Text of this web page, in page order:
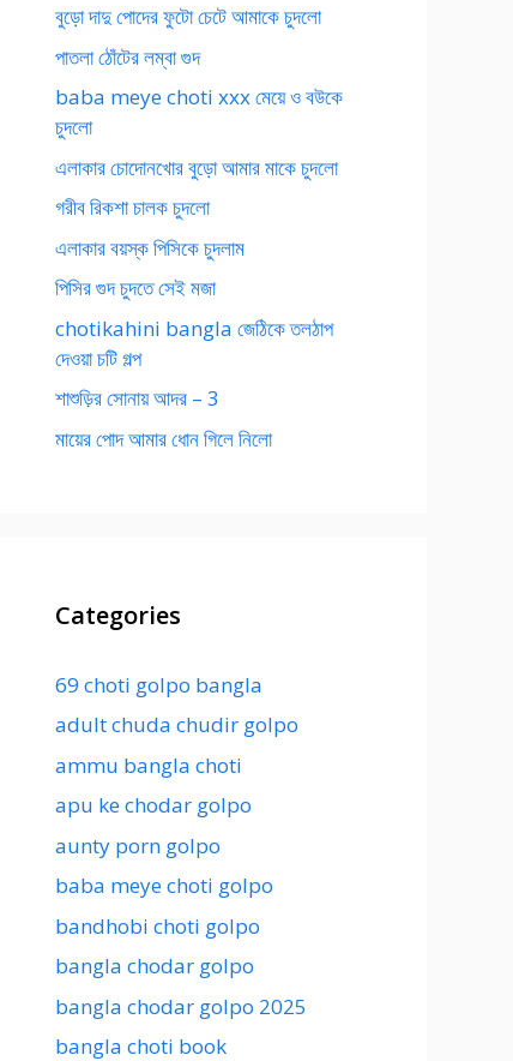
বুড়ো দাদু পোদের ফুটো চেটে আমাকে চুদলো
পাতলা ঠোঁটের লম্বা গুদ
baba meye choti xxx মেয়ে ও বউকে
চুদলো
এলাকার চোদোনখোর বুড়ো আমার মাকে চুদলো
গরীব রিকশা চালক চুদলো
এলাকার বয়স্ক পিসিকে চুদলাম
পিসির গুদ চুদতে সেই মজা
chotikahini bangla জেঠিকে তলঠাপ
দেওয়া চটি গল্প
শাশুড়ির সোনায় আদর – 3
মায়ের পোদ আমার ধোন গিলে নিলো
Categories
69 choti golpo bangla
adult chuda chudir golpo
ammu bangla choti
apu ke chodar golpo
aunty porn golpo
baba meye choti golpo
bandhobi choti golpo
bangla chodar golpo
bangla chodar golpo 2025
bangla choti book